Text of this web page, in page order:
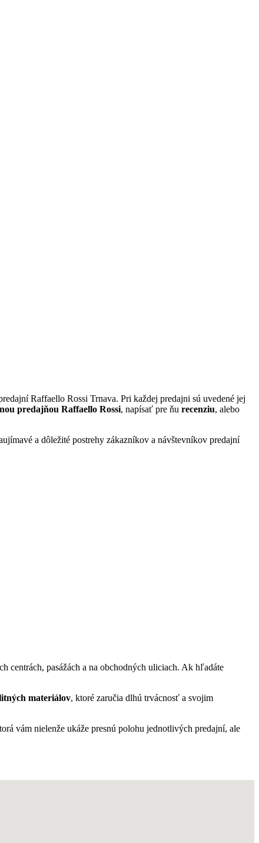
Raffaello Rossi Trnava. Pri každej predajni sú uvedené jej
predajňou Raffaello Rossi, napísať pre ňu recenziu, alebo
a dôležité postrehy zákazníkov a návštevníkov predajní
centrách, pasážách a na obchodných uliciach. Ak hľadáte
materiálov, ktoré zaručia dlhú trvácnosť a svojim
vám nielenže ukáže presnú polohu jednotlivých predajní, ale